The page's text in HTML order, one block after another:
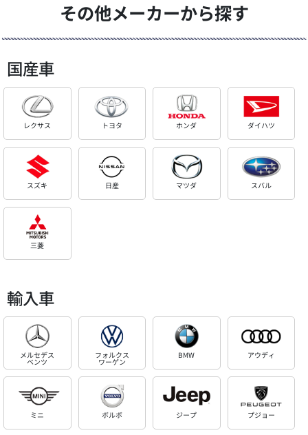
その他メーカーから探す
国産車
レクサス トヨタ ホンダ ダイハツ
スズキ 日産 マツダ スバル
三菱
輸入車
メルセデス
ベンツ
フォルクス
ワーゲン
BMW アウディ
ミニ ボルボ ジープ プジョー